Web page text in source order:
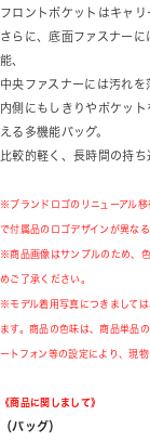
フロントポケットはキャリ
さらに、底面ファスナー
能、
中央ファスナーには汚れ
内側にもしきりやポケッ
える多機能バッグ。
比較的軽く、長時間の持
※ブランドロゴのリニューアル
で付属品のロゴデザインが異な
※商品画像はサンプルのため、
めご了承ください。
※モデル着用写真につきまして
ます。商品の色味は、商品単品
ートフォン等の設定により、現
《商品に関しまして》
（バッグ）